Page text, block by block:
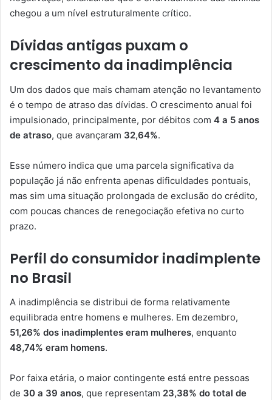
chegou a um nível estruturalmente crítico.
Dívidas antigas puxam o
crescimento da inadimplência
Um dos dados que mais chamam atenção no levantamento
é o tempo de atraso das dívidas. O crescimento anual foi
impulsionado, principalmente, por débitos com 4 a 5 anos
de atraso, que avançaram 32,64%.
Esse número indica que uma parcela significativa da
população já não enfrenta apenas dificuldades pontuais,
mas sim uma situação prolongada de exclusão do crédito,
com poucas chances de renegociação efetiva no curto
prazo.
Perfil do consumidor inadimplente
no Brasil
A inadimplência se distribui de forma relativamente
equilibrada entre homens e mulheres. Em dezembro,
51,26% dos inadimplentes eram mulheres, enquanto
48,74% eram homens.
Por faixa etária, o maior contingente está entre pessoas
de 30 a 39 anos, que representam 23,38% do total de